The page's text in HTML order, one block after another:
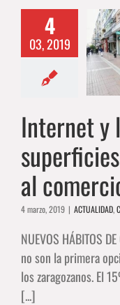
4
03, 2019
las grandes
le comen
comercio
ARTICULOSInternet y
al
4 marzo, 2019 | ACTUALIDAD,
NUEVOS HÁBITOS
no son la primera
los zaragozanos. El
[...]